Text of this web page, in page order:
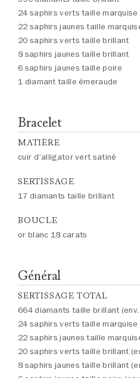
24 saphirs verts taille marquise
22 saphirs jaunes taille
20 saphirs verts taille brillant
8 saphirs jaunes taille brillant
6 saphirs jaunes taille poire
1 diamant taille émeraude
Bracelet
MATIÈRE
cuir d'alligator vert satiné
SERTISSAGE
17 diamants taille brillant
BOUCLE
or blanc 18 carats
Général
SERTISSAGE TOTAL
664 diamants taille brillant
24 saphirs verts taille marquise
22 saphirs jaunes taille
20 saphirs verts taille brillant
8 saphirs jaunes taille brillant